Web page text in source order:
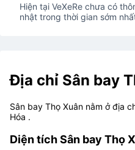
Hiện tại VeXeRe chưa có
nhật trong thời gian sớm
Địa chỉ Sân bay
Sân bay Thọ Xuân nằm ở địa
Hóa .
Diện tích Sân bay Thọ